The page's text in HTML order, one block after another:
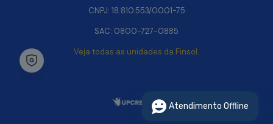
CNPJ: 18.810.553/0001-75
SAC: 0800-727-0885
Veja todas as unidades da Finsol.
Chat Whatsapp